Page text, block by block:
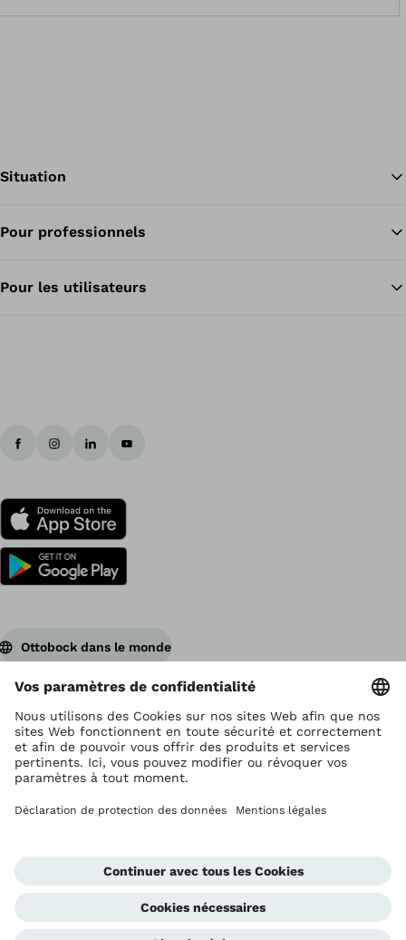
Situation
Pour professionnels
Pour les utilisateurs
Ottobock dans le monde
Ottobock est titulaire du droit d’auteur
Paramètres de protection des données
Déclaration de confidentialité
Conditions d'utilisation
Global Website
Cellule d'alerte